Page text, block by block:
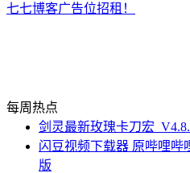
七七博客广告位招租！
每周热点
剑灵最新玫瑰卡刀宏
闪豆视频下载器 原哔哩哔
版